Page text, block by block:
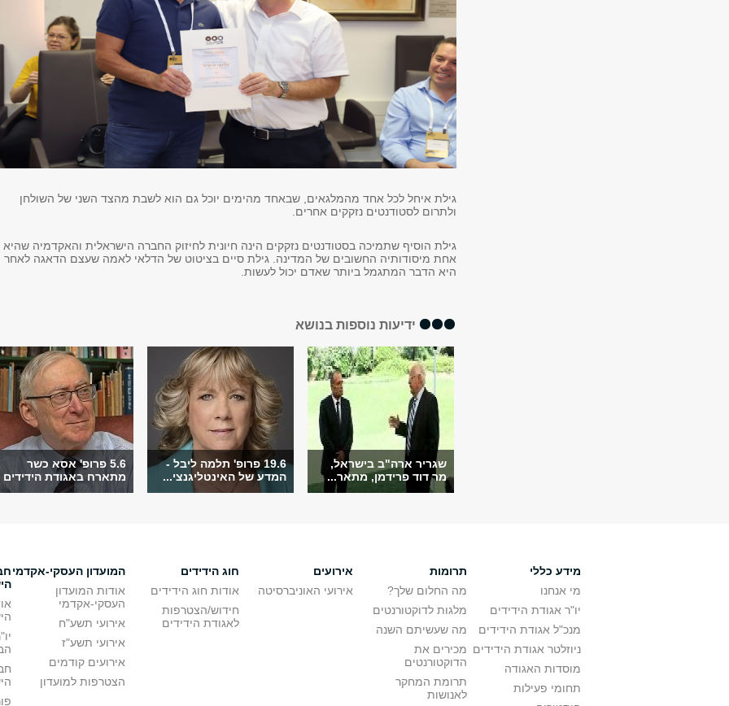
גילת איחל לכל אחד מהמלגאים, שבאחד מהימים יוכל גם הוא לשבת מהצד השני של השולחן
ולתרום לסטודנטים נזקקים אחרים.​
גילת הוסיף שתמיכה בסטודנטים נזקקים הינה חיונית לחיזוק החברה הישראלית והאקדמיה שהיא
אחת מיסודותיה החשובים של המדינה. גילת סיים בציטוט של הדלאי לאמה שעצם הדאגה לאחר
היא הדבר המתגמל ביותר שאדם יכול לעשות.
ידיעות נוספות בנושא
שגריר ארה"ב בישראל,
מר דוד פרידמן, מתאר...
19.6 פרופ' תלמה ליבל -
המדע של האינטליגנצי...
5.6 פרופ' אסא כשר
מתארח באגודת הידידים
מידע כללי
מי אנחנו
יו"ר אגודת הידידים
מנכ"ל אגודת הידידים
ניוזלטר אגודת הידידים
מוסדות האגודה
תחומי פעילות
תרומות
מה החלום שלך?
מלגות לדוקטורנטים
מה שעשיתם השנה
מכירים את
הדוקטורנטים
תרומת המחקר
לאנושות
אירועים
אירועי האוניברסיטה
חוג הידידים
אודות חוג הידידים
חידוש/הצטרפות
לאגודת הידידים
המועדון העסקי-אקדמי
אודות המועדון
העסקי-אקדמי
אירועי תשע"ח
אירועי תשע"ז
אירועים קודמים
הצטרפות למועדון